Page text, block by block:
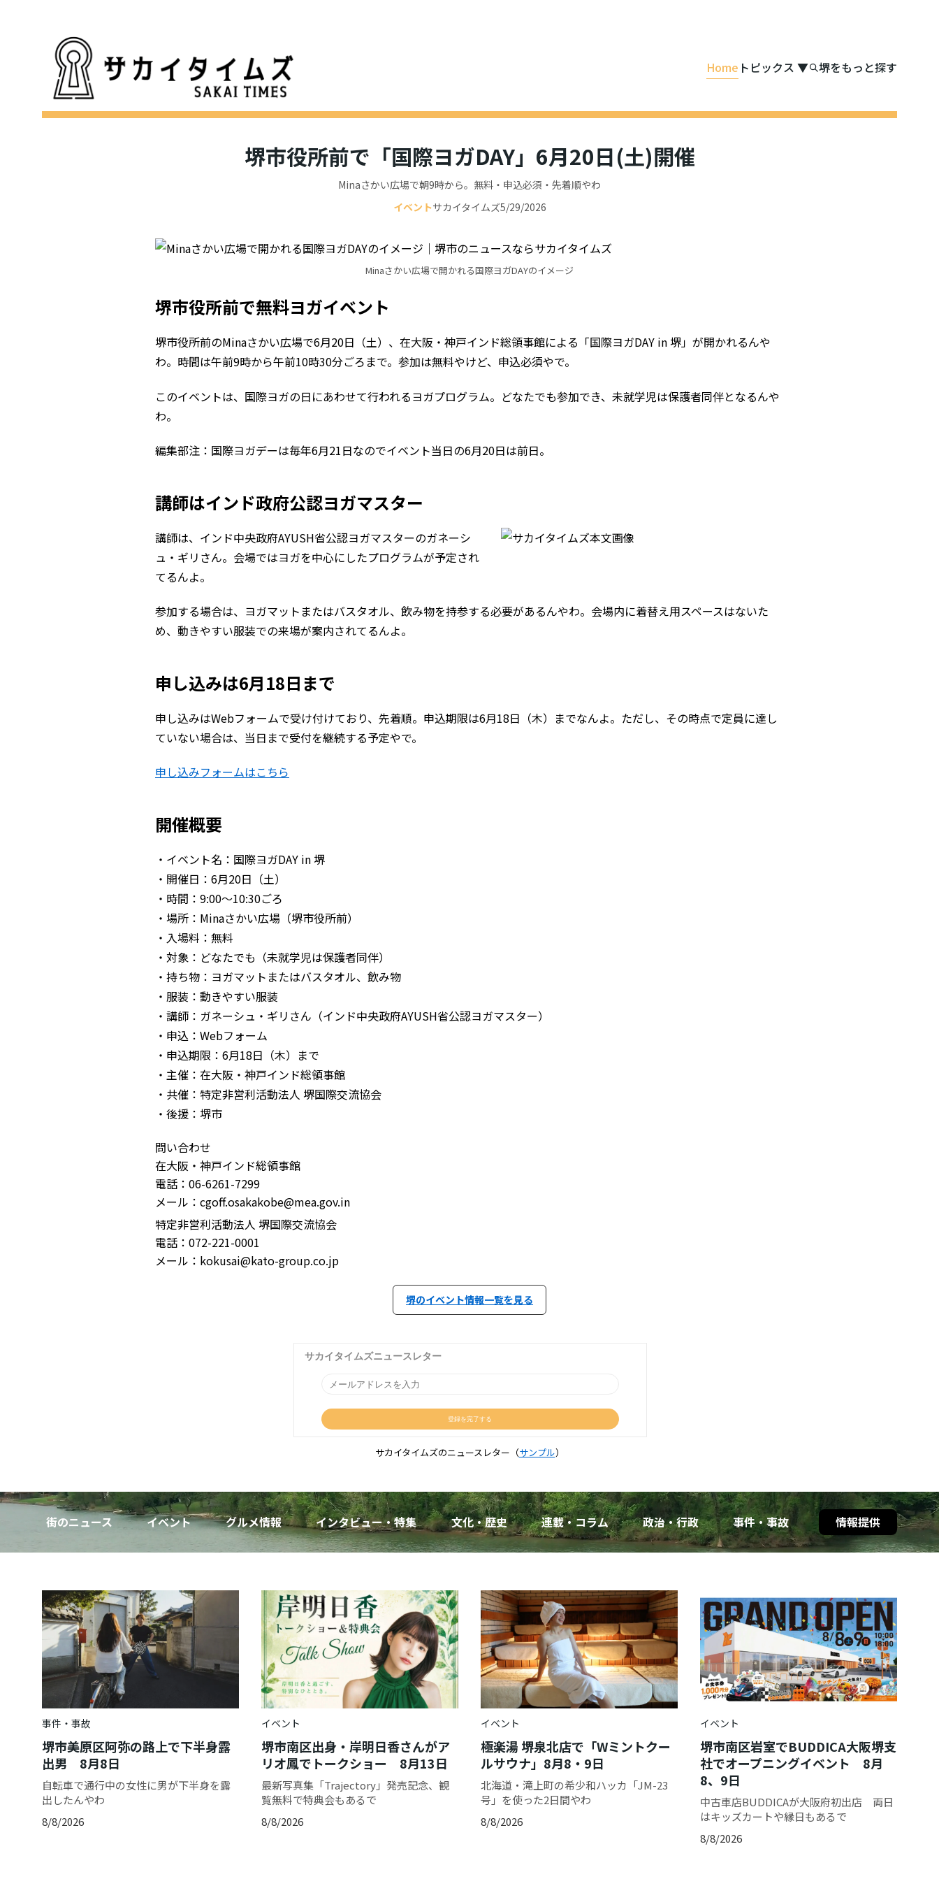
Home トピックス ▼ 堺をもっと探す
堺市役所前で「国際ヨガDAY」6月20日(土)開催
Minaさかい広場で朝9時から。無料・申込必須・先着順やわ
イベントサカイタイムズ5/29/2026
Minaさかい広場で開かれる国際ヨガDAYのイメージ
堺市役所前で無料ヨガイベント
堺市役所前のMinaさかい広場で6月20日（土）、在大阪・神戸インド総領事館による「国際ヨガDAY in 堺」が開かれるんや
わ。時間は午前9時から午前10時30分ごろまで。参加は無料やけど、申込必須やで。
このイベントは、国際ヨガの日にあわせて行われるヨガプログラム。どなたでも参加でき、未就学児は保護者同伴となるんや
わ。
編集部注：国際ヨガデーは毎年6月21日なのでイベント当日の6月20日は前日。
講師はインド政府公認ヨガマスター
講師は、インド中央政府AYUSH省公認ヨガマスターのガネーシ
ュ・ギリさん。会場ではヨガを中心にしたプログラムが予定され
てるんよ。
参加する場合は、ヨガマットまたはバスタオル、飲み物を持参する必要があるんやわ。会場内に着替え用スペースはないた
め、動きやすい服装での来場が案内されてるんよ。
申し込みは6月18日まで
申し込みはWebフォームで受け付けており、先着順。申込期限は6月18日（木）までなんよ。ただし、その時点で定員に達し
ていない場合は、当日まで受付を継続する予定やで。
申し込みフォームはこちら
開催概要
・イベント名：国際ヨガDAY in 堺
・開催日：6月20日（土）
・時間：9:00〜10:30ごろ
・場所：Minaさかい広場（堺市役所前）
・入場料：無料
・対象：どなたでも（未就学児は保護者同伴）
・持ち物：ヨガマットまたはバスタオル、飲み物
・服装：動きやすい服装
・講師：ガネーシュ・ギリさん（インド中央政府AYUSH省公認ヨガマスター）
・申込：Webフォーム
・申込期限：6月18日（木）まで
・主催：在大阪・神戸インド総領事館
・共催：特定非営利活動法人 堺国際交流協会
・後援：堺市
問い合わせ
在大阪・神戸インド総領事館
電話：06-6261-7299
メール：cgoff.osakakobe@mea.gov.in
特定非営利活動法人 堺国際交流協会
電話：072-221-0001
メール：kokusai@kato-group.co.jp
堺のイベント情報一覧を見る
サカイタイムズのニュースレター（サンプル）
街のニュース イベント グルメ情報 インタビュー・特集 文化・歴史 連載・コラム 政治・行政 事件・事故 情報提供
事件・事故
堺市美原区阿弥の路上で下半身露
出男 8月8日
自転車で通行中の女性に男が下半身を露
出したんやわ
8/8/2026
イベント
堺市南区出身・岸明日香さんがア
リオ鳳でトークショー 8月13日
最新写真集「Trajectory」発売記念、観
覧無料で特典会もあるで
8/8/2026
イベント
極楽湯 堺泉北店で「Wミントクー
ルサウナ」8月8・9日
北海道・滝上町の希少和ハッカ「JM-23
号」を使った2日間やわ
8/8/2026
イベント
堺市南区岩室でBUDDICA大阪堺支
社でオープニングイベント 8月
8、9日
中古車店BUDDICAが大阪府初出店 両日
はキッズカートや縁日もあるで
8/8/2026